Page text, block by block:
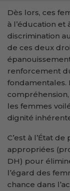
Dès lors, ces
à l’éducation et
discrimination
de ces deux
renforcement
fondamentales.
les femmes
dignité
C’est à l’État
appropriées
DH) pour
l’égard des
chance dans